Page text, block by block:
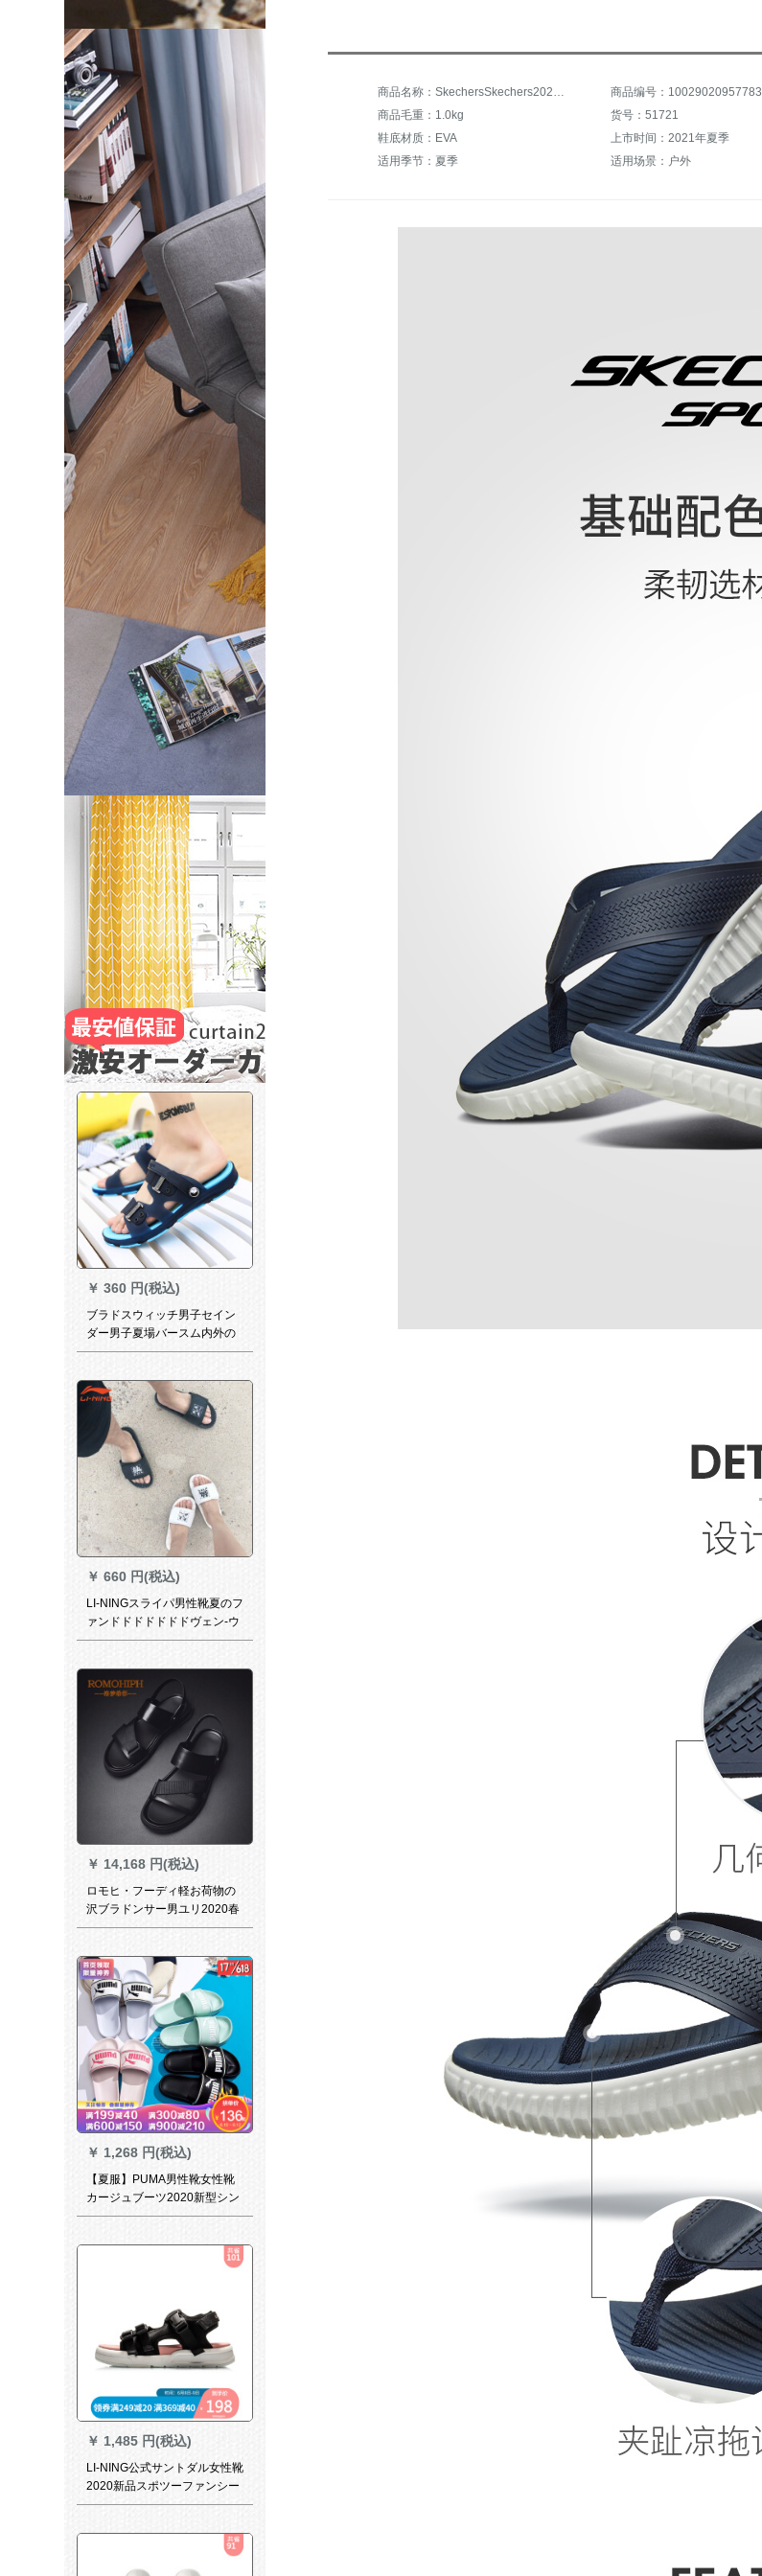
￥ 360 円(税込)
ブラドスウィッチ男子セイン
ダー男子夏場バースム内外の
ビターブーツ男性穴靴の1つ1
パーの深さと青さの基準番号
40
￥ 660 円(税込)
LI-NINGスライパ男性靴夏のフ
ァンドドドドドドドヴェン-ウ
ェル軽便ダンプバークベース
￥ 14,168 円(税込)
ロモヒ・フーディ軽お荷物の
沢ブラドンサー男ユリ2020春
夏新作ファンシー・ロール男
￥ 1,268 円(税込)
【夏服】PUMA男性靴女性靴
カージュブーツ2020新型シン
プロで上品なスリムパン
￥ 1,485 円(税込)
LI-NING公式サントダル女性靴
2020新品スポツーファンシー
012標準黒/オリンジーク-3 39
商品名称：SkechersSkechers2021夏季新款休闲拖鞋男子时尚运动人字拖沙滩鞋51721 海军蓝色-NVY 42 商品编号：10029020957783
商品毛重：1.0kg
货号：51721
鞋底材质：EVA
上市时间：2021年夏季
适用季节：夏季
适用场景：户外